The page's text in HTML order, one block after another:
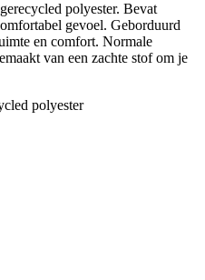
polyester. Bevat
gevoel. Geborduurd
en comfort. Normale
van een zachte stof om je
polyester